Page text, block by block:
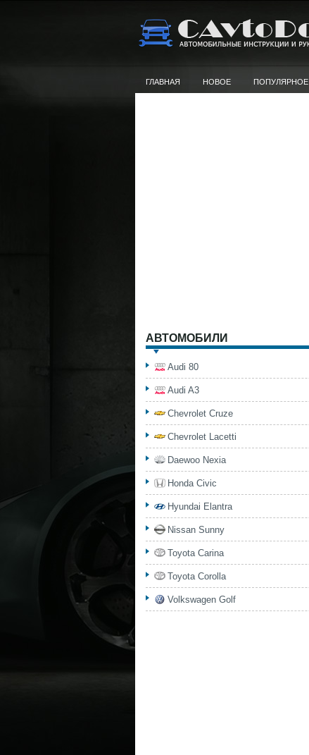
ГЛАВНАЯ НОВОЕ ПОПУЛЯРНОЕ
АВТОМОБИЛИ
Audi 80
Audi A3
Chevrolet Cruze
Chevrolet Lacetti
Daewoo Nexia
Honda Civic
Hyundai Elantra
Nissan Sunny
Toyota Carina
Toyota Corolla
Volkswagen Golf